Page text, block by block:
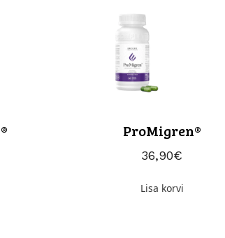
ProMigren®
€
36,90
Lisa korvi